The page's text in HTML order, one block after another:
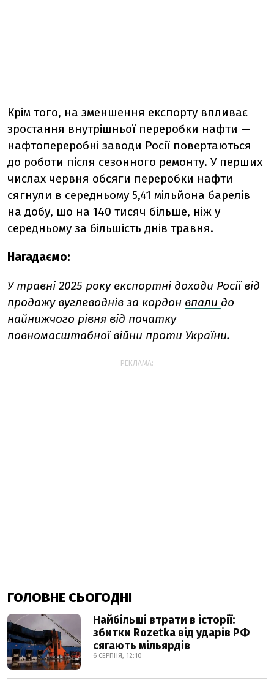
Крім того, на зменшення експорту впливає
зростання внутрішньої переробки нафти —
нафтопереробні заводи Росії повертаються
до роботи після сезонного ремонту. У перших
числах червня обсяги переробки нафти
сягнули в середньому 5,41 мільйона барелів
на добу, що на 140 тисяч більше, ніж у
середньому за більшість днів травня.
Нагадаємо:
У травні 2025 року експортні доходи Росії від
продажу вуглеводнів за кордон впали до
найнижчого рівня від початку
повномасштабної війни проти України.
РЕКЛАМА:
ГОЛОВНЕ СЬОГОДНІ
Найбільші втрати в історії:
збитки Rozetka від ударів РФ
сягають мільярдів
6 СЕРПНЯ, 12:10